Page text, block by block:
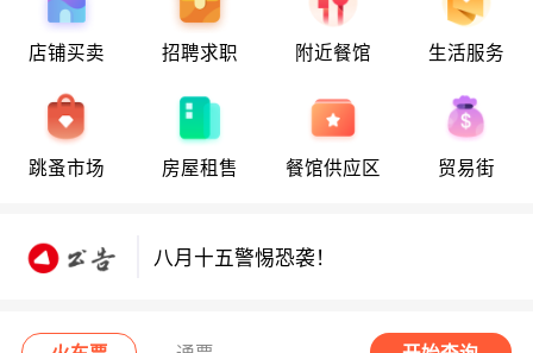
店铺买卖 招聘求职 附近餐馆 生活服务
跳蚤市场 房屋租售 餐馆供应区 贸易街
八月十五警惕恐袭！
八月十五警惕恐袭！
八月十五警惕恐袭！